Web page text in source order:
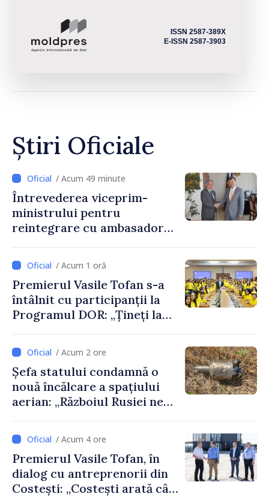
ISSN 2587-389X
E-ISSN 2587-3903
Știri Oficiale
/ Acum 49 minute
Întrevederea viceprim-
ministrului pentru
reintegrare cu ambasadorul
Moldova
/ Acum 1 oră
Premierul Vasile Tofan s-a
întâlnit cu participanții la
Programul DOR: „Țineți la
feriți de încercări și greșeli –
doar astfel puteți reuși”
/ Acum 2 ore
Șefa statului condamnă o
nouă încălcare a spațiului
aerian: „Războiul Rusiei ne
/ Acum 4 ore
Premierul Vasile Tofan, în
dialog cu antreprenorii din
Costești: „Costești arată cât